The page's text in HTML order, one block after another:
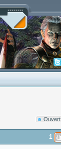
Ouvert
1